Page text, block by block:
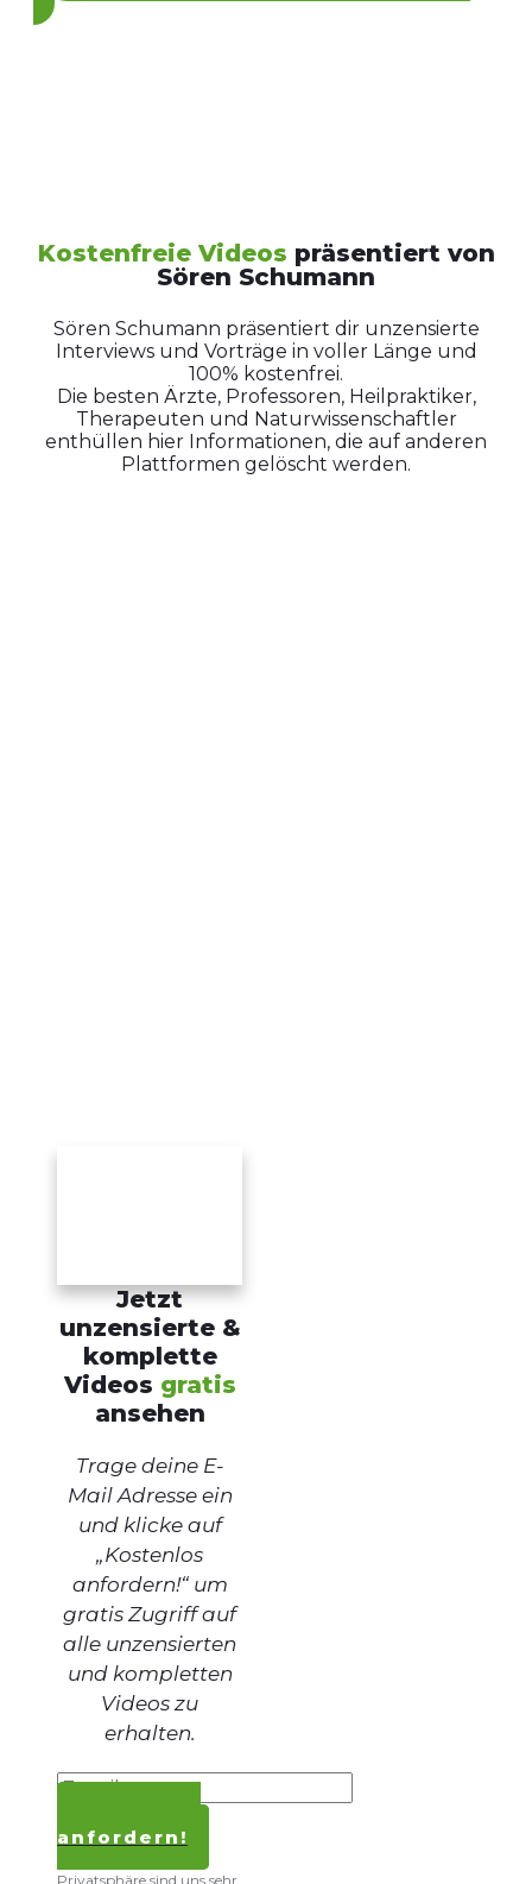
Kostenfreie Videos präsentiert von
Sören Schumann
Sören Schumann präsentiert dir unzensierte
Interviews und Vorträge in voller Länge und
100% kostenfrei.
Die besten Ärzte, Professoren, Heilpraktiker,
Therapeuten und Naturwissenschaftler
enthüllen hier Informationen, die auf anderen
Plattformen gelöscht werden.
Jetzt
unzensierte &
komplette
Videos gratis
ansehen
Trage deine E-
Mail Adresse ein
und klicke auf
„Kostenlos
anfordern!“ um
gratis Zugriff auf
alle unzensierten
und kompletten
Videos zu
erhalten.
anfordern!
Privatsphäre sind uns sehr